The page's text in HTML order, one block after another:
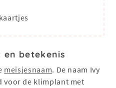
betekenis
meisjesnaam. De naam Ivy
voor de klimplant met